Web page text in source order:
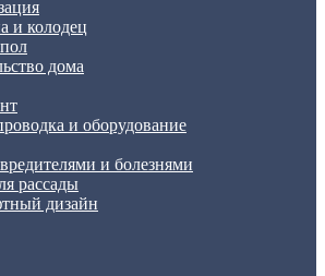
и колодец
дома
и оборудование
и болезнями
рассады
дизайн